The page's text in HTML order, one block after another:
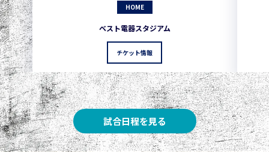
HOME
ベスト電器スタジアム
チケット情報
試合日程を見る
5 3
5 3 1
5
8 清水 3 1 0 0 1
8 神戸 3 1 0 1
10 東京Ｖ 1 0 1 0 0